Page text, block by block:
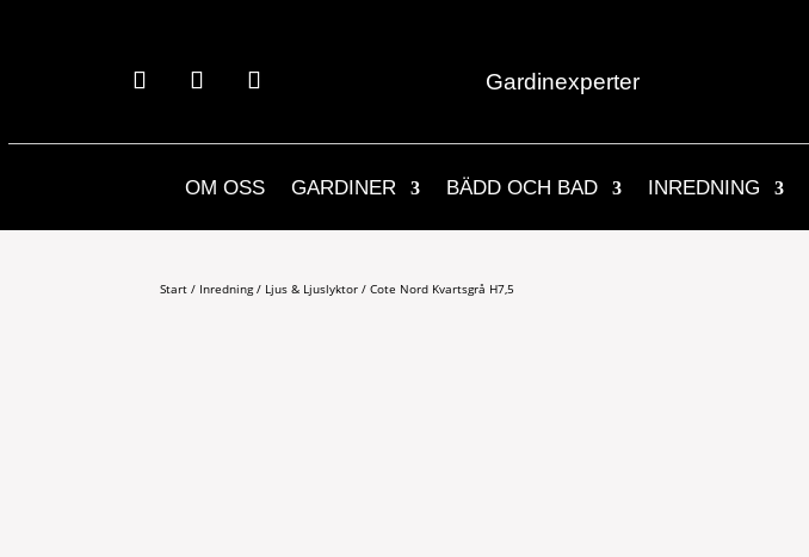
Gardinexperter
OM OSS GARDINER BÄDD OCH BAD INREDNING
Start / Inredning/ Ljus & Ljuslyktor / Cote Nord Kvartsgrå H7,5